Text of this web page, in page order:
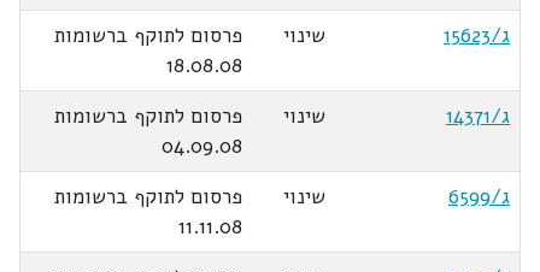
ג/15623
שינוי
פרסום לתוקף ברשומות
18.08.08
ג/14371
שינוי
פרסום לתוקף ברשומות
04.09.08
ג/6599
שינוי
פרסום לתוקף ברשומות
11.11.08